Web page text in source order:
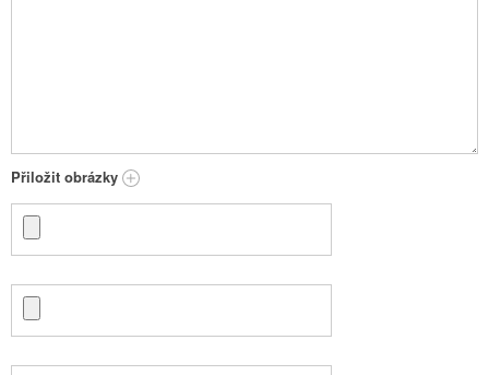
Přiložit obrázky